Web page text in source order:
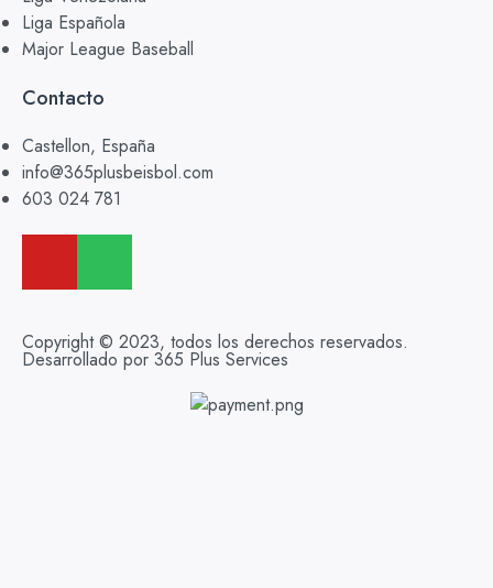
Liga Española
Major League Baseball
Contacto
Castellon, España
info@365plusbeisbol.com
603 024 781
Copyright © 2023, todos los derechos reservados.
Desarrollado por 365 Plus Services